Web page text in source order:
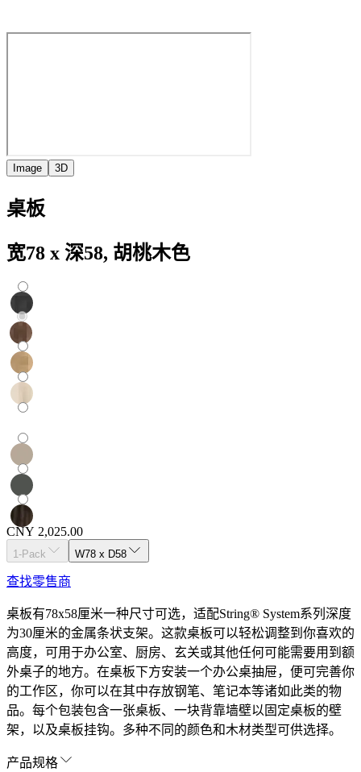
Image 3D
桌板
宽78 x 深58, 胡桃木色
CNY 2,025.00
1-Pack W78 x D58
查找零售商
桌板有78x58厘米一种尺寸可选，适配String® System系列深度
为30厘米的金属条状支架。这款桌板可以轻松调整到你喜欢的
高度，可用于办公室、厨房、玄关或其他任何可能需要用到额
外桌子的地方。在桌板下方安装一个办公桌抽屉，便可完善你
的工作区，你可以在其中存放钢笔、笔记本等诸如此类的物
品。每个包装包含一张桌板、一块背靠墙壁以固定桌板的壁
架，以及桌板挂钩。多种不同的颜色和木材类型可供选择。
产品规格